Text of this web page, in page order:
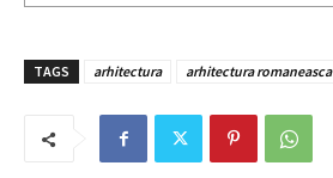
TAGS arhitectura arhitectura romaneasca